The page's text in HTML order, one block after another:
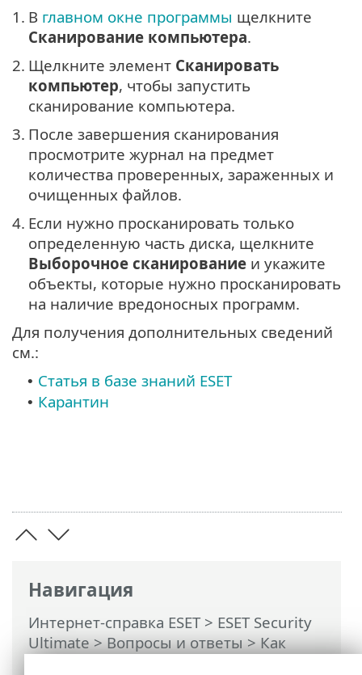
Навигация
Интернет-справка ESET> ESET Security
Ultimate>Вопросы и ответы> Как
1. В главном окне программы щелкните
Сканирование компьютера.
2. Щелкните элемент Сканировать
компьютер, чтобы запустить
сканирование компьютера.
3. После завершения сканирования
просмотрите журнал на предмет
количества проверенных, зараженных и
очищенных файлов.
4. Если нужно просканировать только
определенную часть диска, щелкните
Выборочное сканирование и укажите
объекты, которые нужно просканировать
на наличие вредоносных программ.
Для получения дополнительных сведений
см.:
• Статья в базе знаний ESET
• Карантин